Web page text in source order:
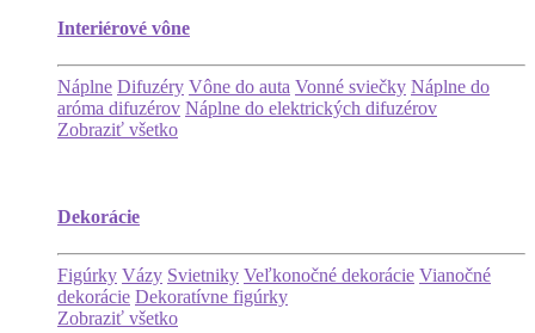
Interiérové vône
Náplne Difuzéry Vône do auta Vonné sviečky Náplne do
aróma difuzérov Náplne do elektrických difuzérov
Zobraziť všetko
Dekorácie
Figúrky Vázy Svietniky Veľkonočné dekorácie Vianočné
dekorácie Dekoratívne figúrky
Zobraziť všetko